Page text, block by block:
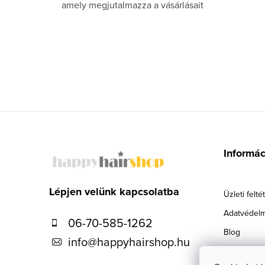
amely megjutalmazza a vásárlásait
Lépjen velünk kapcsolatba
06-70-585-1262
info@happyhairshop.hu
Üzleti
Blog